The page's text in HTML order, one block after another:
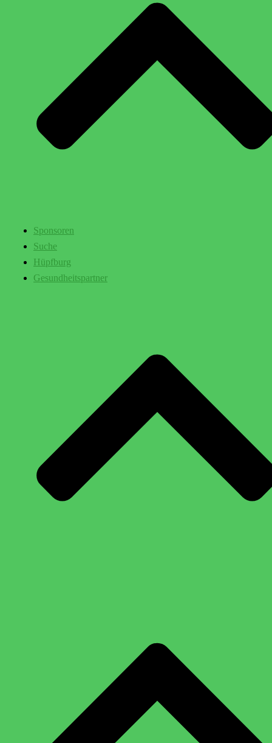
Sponsoren
Suche
Hüpfburg
Gesundheitspartner